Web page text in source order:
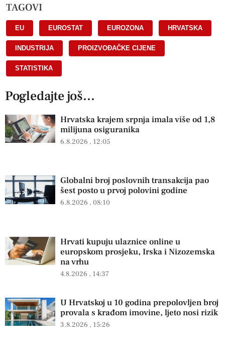
TAGOVI
EU EUROSTAT EUROZONA HRVATSKA
INDUSTRIJA PROIZVOĐAČKE CIJENE
STATISTIKA
Pogledajte još...
Hrvatska krajem srpnja imala više od 1,8
milijuna osiguranika
6.8.2026 12:05
Globalni broj poslovnih transakcija pao
šest posto u prvoj polovini godine
6.8.2026 08:10
Hrvati kupuju ulaznice online u
europskom prosjeku, Irska i Nizozemska
na vrhu
4.8.2026 14:37
U Hrvatskoj u 10 godina prepolovljen broj
provala s krađom imovine, ljeto nosi rizik
3.8.2026 15:26